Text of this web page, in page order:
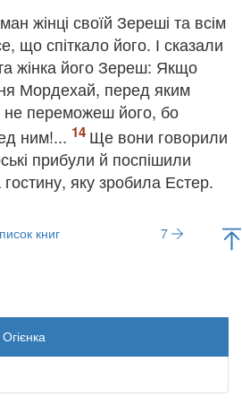
жінці своїй Зереші та всім
що спіткало його. І сказали
жінка його Зереш: Якщо
Мордехай, перед яким
не переможеш його, бо
ним!...
Ще вони говорили
прибули й поспішили
яку зробила Естер.
книг 7